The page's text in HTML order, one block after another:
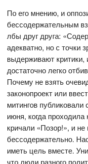
По его мнению, и
бессодержательным
лбы друг друга:
адекватно, но с точки
выдерживают
достаточно легко
Почему не взять
законопроект или
митингов
июня, когда
кричали «Позор!», и не
бессодержательно.
иметь цель вместе.
что люди разного